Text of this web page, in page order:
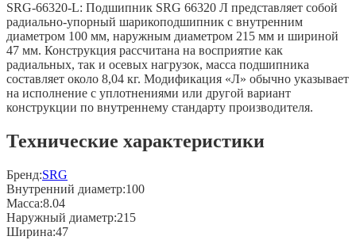
SRG-66320-L: Подшипник SRG 66320 Л представляет собой
радиально-упорный шарикоподшипник с внутренним
диаметром 100 мм, наружным диаметром 215 мм и шириной
47 мм. Конструкция рассчитана на восприятие как
радиальных, так и осевых нагрузок, масса подшипника
составляет около 8,04 кг. Модификация «Л» обычно указывает
на исполнение с уплотнениями или другой вариант
конструкции по внутреннему стандарту производителя.
Технические характеристики
Бренд:SRG
Внутренний диаметр:100
Масса:8.04
Наружный диаметр:215
Ширина:47